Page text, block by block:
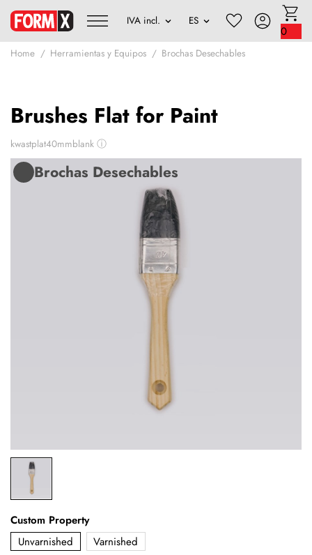
0
Home Herramientas y Equipos Brochas Desechables
Brushes Flat for Paint
kwastplat40mmblank ⓘ
Brochas Desechables
Custom Property
Unvarnished
Varnished